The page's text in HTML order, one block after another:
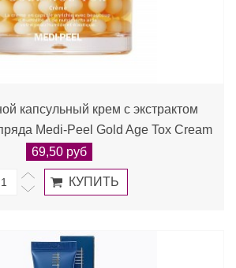
капсульный крем с экстрактом
Medi-Peel Gold Age Tox Cream
69,50 руб